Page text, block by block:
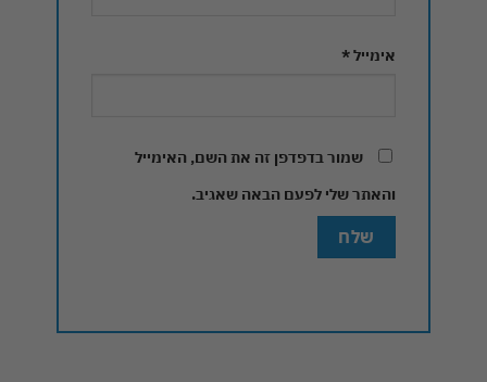
אימייל*
שמור בדפדפן זה את השם, האימייל
והאתר שלי לפעם הבאה שאגיב.